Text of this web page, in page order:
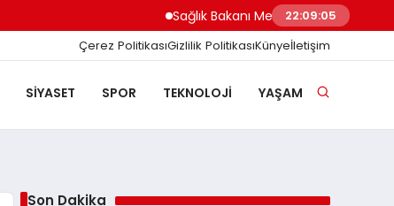
Sağlık Bakanı Memişoğlu İstanbuldaki
22:09:06
Çerez PolitikasıGizlilik PolitikasıKünyeİletişim
SIYASET SPOR TEKNOLOJI YAŞAM
Son Dakika